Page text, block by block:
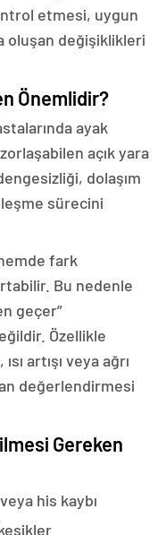
etmesi, uygun
oluşan değişiklikleri
Önemlidir?
ayak
açık yara
dolaşım
sürecini
fark
Bu nedenle
geçer”
Özellikle
artışı veya ağrı
değerlendirmesi
Gereken
his kaybı